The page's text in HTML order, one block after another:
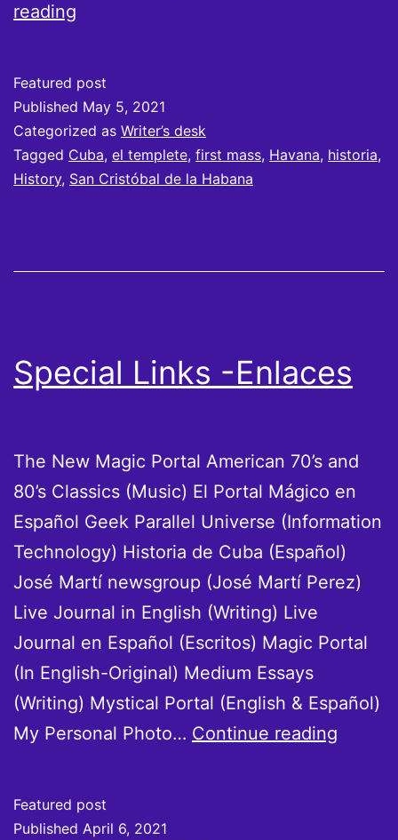
reading
su
génesis
Featured post
Published May 5, 2021
Categorized as Writer’s desk
Tagged Cuba, el templete, first mass, Havana, historia,
History, San Cristóbal de la Habana
Special Links -Enlaces
The New Magic Portal American 70’s and
80’s Classics (Music) El Portal Mágico en
Español Geek Parallel Universe (Information
Technology) Historia de Cuba (Español)
José Martí newsgroup (José Martí Perez)
Live Journal in English (Writing) Live
Journal en Español (Escritos) Magic Portal
(In English-Original) Medium Essays
(Writing) Mystical Portal (English & Español)
My Personal Photo… Continue reading
Featured post
Published April 6, 2021